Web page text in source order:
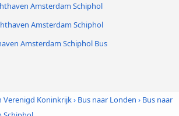
Amsterdam Schiphol
Amsterdam Schiphol
Amsterdam Schiphol Bus
Verenigd Koninkrijk› Bus naar Londen › Bus naar